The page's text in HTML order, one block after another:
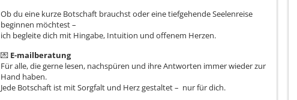
Ob du eine kurze Botschaft brauchst oder eine tiefgehende Seelenreise
beginnen möchtest –
ich begleite dich mit Hingabe, Intuition und offenem Herzen.
💌 E-mailberatung
Für alle, die gerne lesen, nachspüren und ihre Antworten immer wieder zur
Hand haben.
Jede Botschaft ist mit Sorgfalt und Herz gestaltet – nur für dich.